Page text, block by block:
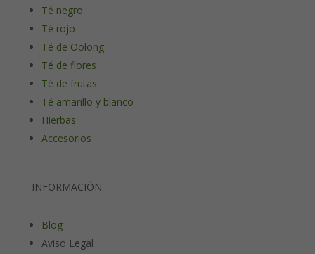
Té negro
Té rojo
Té de Oolong
Té de flores
Té de frutas
Té amarillo y blanco
Hierbas
Accesorios
INFORMACIÓN
Blog
Aviso Legal